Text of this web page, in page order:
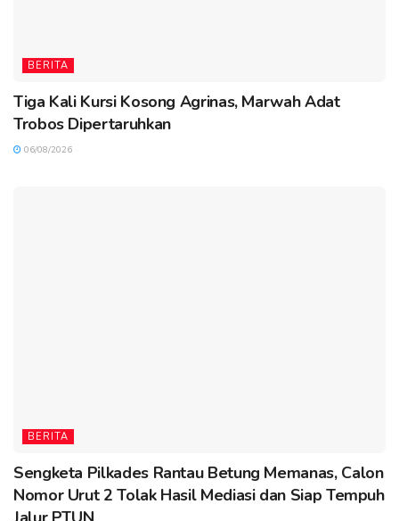
BERITA
Tiga Kali Kursi Kosong Agrinas, Marwah Adat
Trobos Dipertaruhkan
06/08/2026
BERITA
Sengketa Pilkades Rantau Betung Memanas, Calon
Nomor Urut 2 Tolak Hasil Mediasi dan Siap Tempuh